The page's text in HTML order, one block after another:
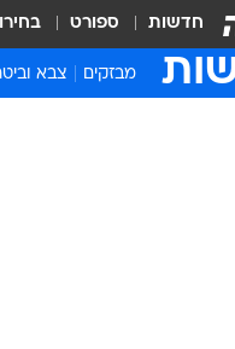
חדשות ספורט
מבזקים צבא